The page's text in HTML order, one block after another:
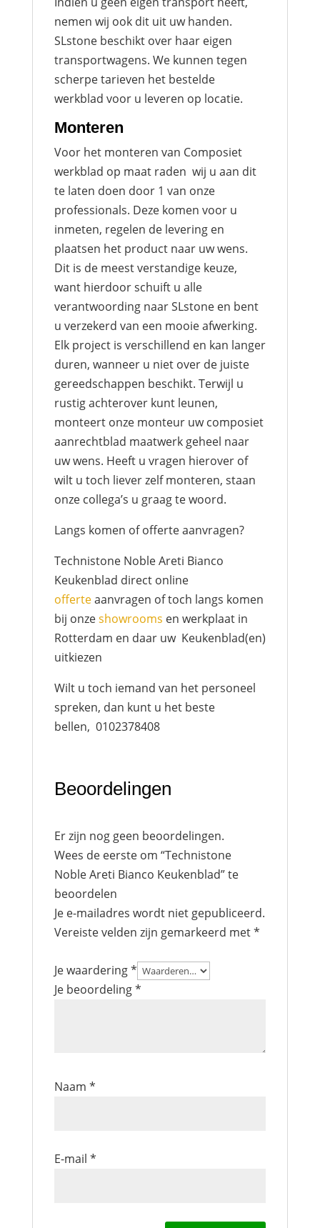
nemen wij ook dit uit uw handen.
SLstone beschikt over haar eigen
transportwagens. We kunnen tegen
scherpe tarieven het bestelde
werkblad voor u leveren op locatie.
Monteren
Voor het monteren van Composiet
werkblad op maat raden wij u aan dit
te laten doen door 1 van onze
professionals. Deze komen voor u
inmeten, regelen de levering en
plaatsen het product naar uw wens.
Dit is de meest verstandige keuze,
want hierdoor schuift u alle
verantwoording naar SLstone en bent
u verzekerd van een mooie afwerking.
Elk project is verschillend en kan langer
duren, wanneer u niet over de juiste
gereedschappen beschikt. Terwijl u
rustig achterover kunt leunen,
monteert onze monteur uw composiet
aanrechtblad maatwerk geheel naar
uw wens. Heeft u vragen hierover of
wilt u toch liever zelf monteren, staan
onze collega’s u graag te woord.
Langs komen of offerte aanvragen?
Technistone Noble Areti Bianco
Keukenblad direct online
offerteaanvragen of toch langs komen
bij onzeshowrooms en werkplaat in
Rotterdam en daar uw Keukenblad(en)
uitkiezen
Wilt u toch iemand van het personeel
spreken, dan kunt u het beste
bellen, 0102378408
Beoordelingen
Er zijn nog geen beoordelingen.
Wees de eerste om “Technistone
Noble Areti Bianco Keukenblad” te
beoordelen
Je e-mailadres wordt niet gepubliceerd.
Vereiste velden zijn gemarkeerd met*
Je waardering*
Je beoordeling*
Naam *
E-mail *